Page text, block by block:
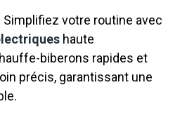
Simplifiez votre routine avec
haute
biberons rapides et
précis, garantissant une